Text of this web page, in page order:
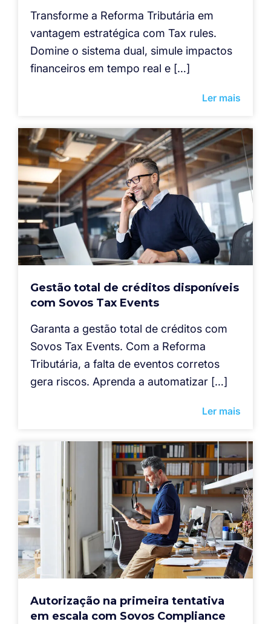
Transforme a Reforma Tributária em
vantagem estratégica com Tax rules.
Domine o sistema dual, simule impactos
financeiros em tempo real e […]
Ler mais
Gestão total de créditos disponíveis
com Sovos Tax Events
Garanta a gestão total de créditos com
Sovos Tax Events. Com a Reforma
Tributária, a falta de eventos corretos
gera riscos. Aprenda a automatizar […]
Ler mais
Autorização na primeira tentativa
em escala com Sovos Compliance